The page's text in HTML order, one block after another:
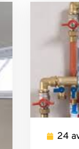
24